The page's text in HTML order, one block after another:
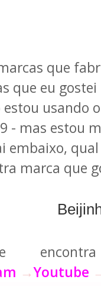
que
que eu
estou usando
- mas estou
embaixo,
marca que
→Youtube